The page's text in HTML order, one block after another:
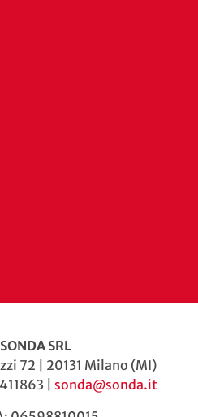
SRL
72 | 20131 Milano (MI)
| sonda@sonda.it